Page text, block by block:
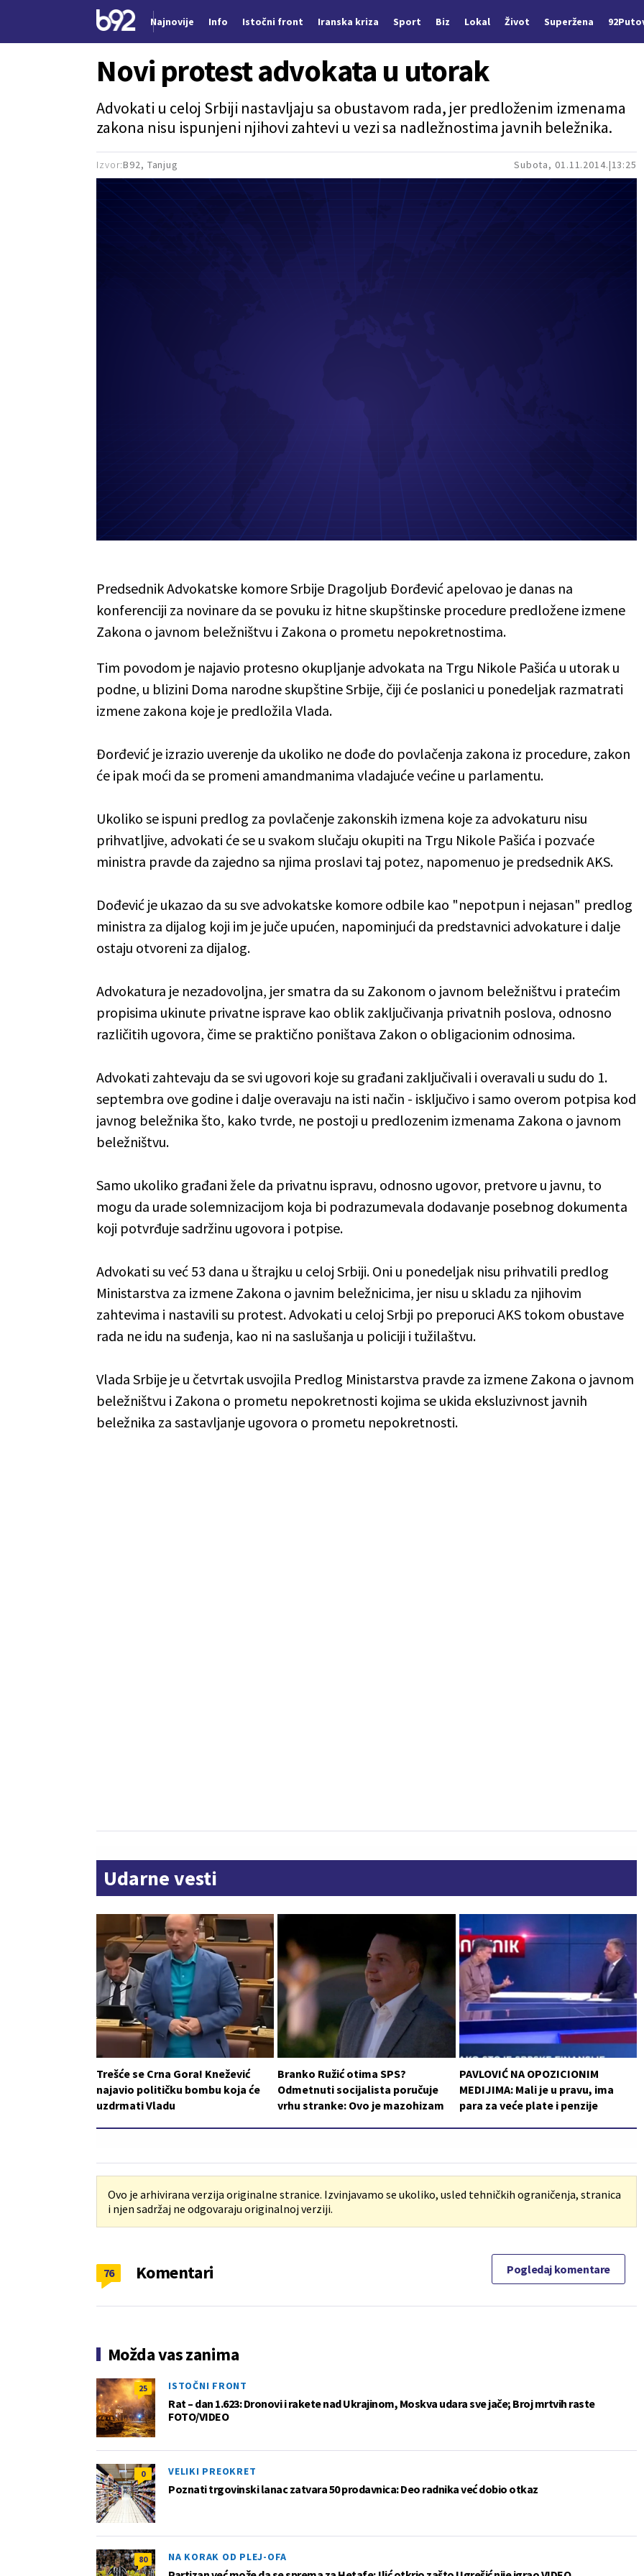
Najnovije Info Istočni front Iranska kriza Sport Biz Lokal Život Superžena
Subota, 01.11.2014. 13:25
Novi protest advokata u utorak
Advokati u celoj Srbiji nastavljaju sa obustavom rada, jer predloženim izmenama
zakona nisu ispunjeni njihovi zahtevi u vezi sa nadležnostima javnih beležnika.
Izvor:B92, Tanjug
Predsednik Advokatske komore Srbije Dragoljub Đorđević apelovao je danas na
konferenciji za novinare da se povuku iz hitne skupštinske procedure predložene izmene
Zakona o javnom beležništvu i Zakona o prometu nepokretnostima.
Tim povodom je najavio protesno okupljanje advokata na Trgu Nikole Pašića u utorak u
podne, u blizini Doma narodne skupštine Srbije, čiji će poslanici u ponedeljak razmatrati
izmene zakona koje je predložila Vlada.
Đorđević je izrazio uverenje da ukoliko ne dođe do povlačenja zakona iz procedure, zakon
će ipak moći da se promeni amandmanima vladajuće većine u parlamentu.
Ukoliko se ispuni predlog za povlačenje zakonskih izmena koje za advokaturu nisu
prihvatljive, advokati će se u svakom slučaju okupiti na Trgu Nikole Pašića i pozvaće
ministra pravde da zajedno sa njima proslavi taj potez, napomenuo je predsednik AKS.
Dođević je ukazao da su sve advokatske komore odbile kao "nepotpun i nejasan" predlog
ministra za dijalog koji im je juče upućen, napominjući da predstavnici advokature i dalje
ostaju otvoreni za dijalog.
Advokatura je nezadovoljna, jer smatra da su Zakonom o javnom beležništvu i pratećim
propisima ukinute privatne isprave kao oblik zaključivanja privatnih poslova, odnosno
različitih ugovora, čime se praktično poništava Zakon o obligacionim odnosima.
Advokati zahtevaju da se svi ugovori koje su građani zaključivali i overavali u sudu do 1.
septembra ove godine i dalje overavaju na isti način - isključivo i samo overom potpisa kod
javnog beležnika što, kako tvrde, ne postoji u predlozenim izmenama Zakona o javnom
beležništvu.
Samo ukoliko građani žele da privatnu ispravu, odnosno ugovor, pretvore u javnu, to
mogu da urade solemnizacijom koja bi podrazumevala dodavanje posebnog dokumenta
koji potvrđuje sadržinu ugovora i potpise.
Advokati su već 53 dana u štrajku u celoj Srbiji. Oni u ponedeljak nisu prihvatili predlog
Ministarstva za izmene Zakona o javnim beležnicima, jer nisu u skladu za njihovim
zahtevima i nastavili su protest. Advokati u celoj Srbji po preporuci AKS tokom obustave
rada ne idu na suđenja, kao ni na saslušanja u policiji i tužilaštvu.
Vlada Srbije je u četvrtak usvojila Predlog Ministarstva pravde za izmene Zakona o javnom
beležništvu i Zakona o prometu nepokretnosti kojima se ukida eksluzivnost javnih
beležnika za sastavljanje ugovora o prometu nepokretnosti.
Udarne vesti
Trešće se Crna Gora! Knežević
najavio političku bombu koja će
uzdrmati Vladu
Branko Ružić otima SPS?
Odmetnuti socijalista poručuje
vrhu stranke: Ovo je mazohizam
PAVLOVIĆ NA OPOZICIONIM
MEDIJIMA: Mali je u pravu, ima
para za veće plate i penzije
Ovo je arhivirana verzija originalne stranice. Izvinjavamo se ukoliko, usled tehničkih ograničenja, stranica
i njen sadržaj ne odgovaraju originalnoj verziji.
Komentari
76 Pogledaj komentare
Možda vas zanima
25 ISTOČNI FRONT
Rat – dan 1.623: Dronovi i rakete nad Ukrajinom, Moskva udara sve jače; Broj mrtvih raste
FOTO/VIDEO
0 VELIKI PREOKRET
Poznati trgovinski lanac zatvara 50 prodavnica: Deo radnika već dobio otkaz
80 NA KORAK OD PLEJ-OFA